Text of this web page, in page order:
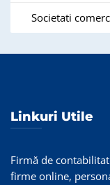
Societati
Linkuri Utile
Firmă de
firme online,